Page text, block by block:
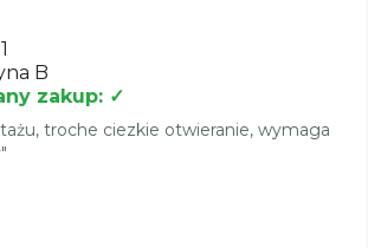
B
zakup: ✓
troche ciezkie otwieranie, wymaga